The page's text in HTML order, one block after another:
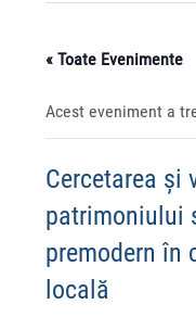
« Toate Evenimente
Acest eveniment a
Cercetarea și
patrimoniului
premodern în
locală